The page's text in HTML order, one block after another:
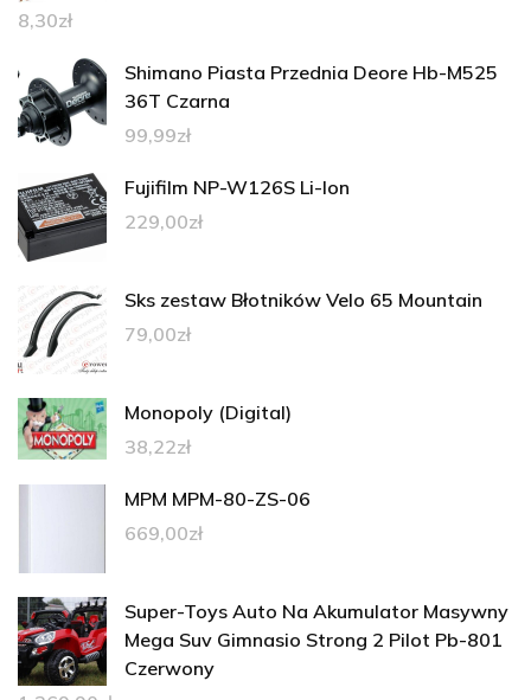
8,30zł
Shimano Piasta Przednia Deore Hb-M525
36T Czarna
99,99zł
Fujifilm NP-W126S Li-Ion
229,00zł
Sks zestaw Błotników Velo 65 Mountain
79,00zł
Monopoly (Digital)
38,22zł
MPM MPM-80-ZS-06
669,00zł
Super-Toys Auto Na Akumulator Masywny
Mega Suv Gimnasio Strong 2 Pilot Pb-801
Czerwony